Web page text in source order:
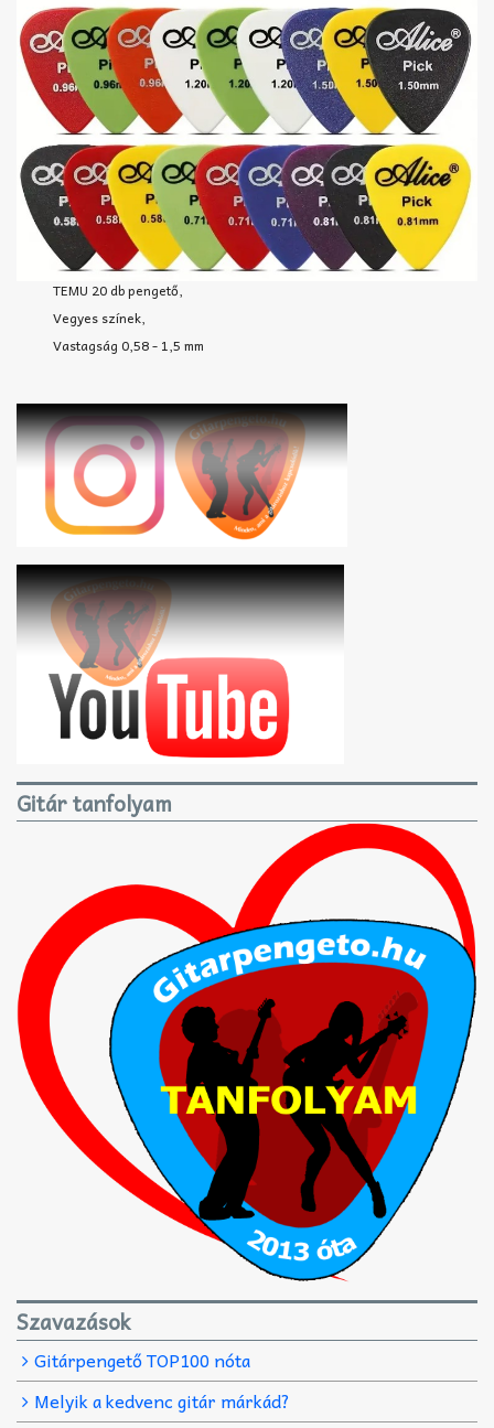
TEMU 20 db pengető,
Vegyes színek,
Vastagság 0,58 - 1,5 mm
Gitár tanfolyam
Szavazások
Gitárpengető TOP100 nóta
Melyik a kedvenc gitár márkád?